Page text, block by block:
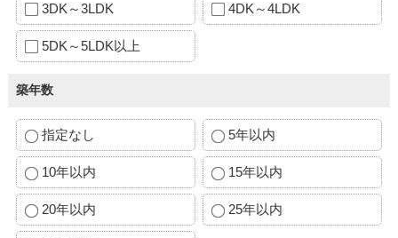
3DK～3LDK 4DK～4LDK
5DK～5LDK以上
築年数
指定なし 5年以内
10年以内 15年以内
20年以内 25年以内